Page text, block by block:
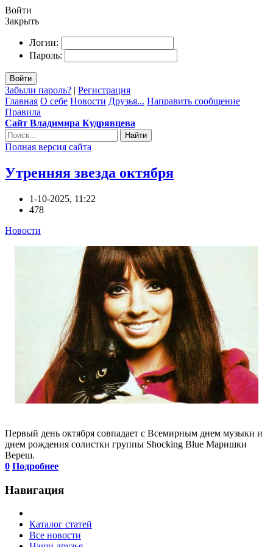
Войти
Закрыть
Логин:
Пароль:
Войти
Забыли пароль? | Регистрация
Главная О себе Новости Друзья... Направить сообщение
Правила
Сайт Владимира Кудрявцева
Найти
Полная версия сайта
Утренняя звезда октября
1-10-2025, 11:22
478
Новости
Первый день октября совпадает с Всемирным днем музыки и
днем рождения солистки группы Shocking Blue Маришки
Вереш.
0 Подробнее
Навигация
Каталог статей
Все новости